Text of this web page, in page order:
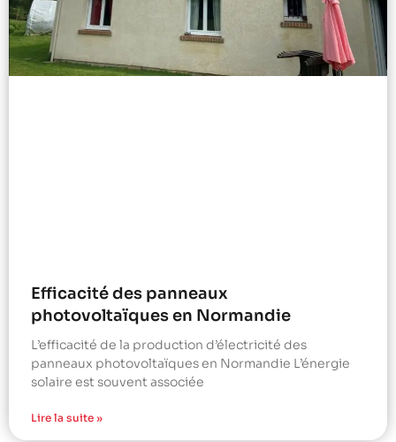
Efficacité des panneaux
photovoltaïques en Normandie
L’efficacité de la production d’électricité des
panneaux photovoltaïques en Normandie L’énergie
solaire est souvent associée
Lire la suite »